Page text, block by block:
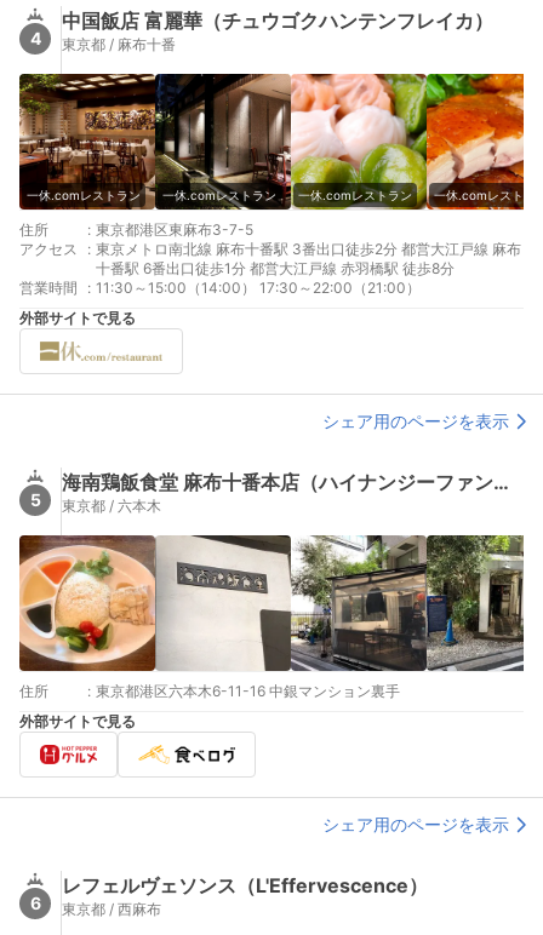
4
中国飯店 富麗華（チュウゴクハンテンフレイカ）
東京都 / 麻布十番
一休.comレストラン 一休.comレストラン 一休.comレストラン 一休.comレストラ
住所 : 東京都港区東麻布3-7-5
アクセス
: 東京メトロ南北線 麻布十番駅 3番出口徒歩2分 都営大江戸線 麻布
十番駅 6番出口徒歩1分 都営大江戸線 赤羽橋駅 徒歩8分
営業時間
: 11:30～15:00（14:00） 17:30～22:00（21:00）
外部サイトで見る
シェア用のページを表示
5
海南鶏飯食堂 麻布十番本店（ハイナンジーファンショクドウ）
東京都 / 六本木
住所 : 東京都港区六本木6-11-16 中銀マンション裏手
外部サイトで見る
シェア用のページを表示
6
レフェルヴェソンス（L'Effervescence）
東京都 / 西麻布